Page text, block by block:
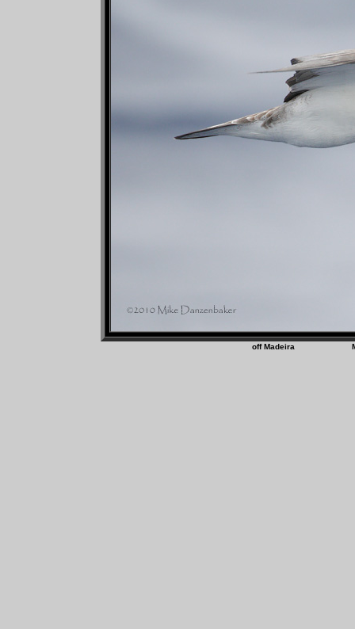
off Madeira